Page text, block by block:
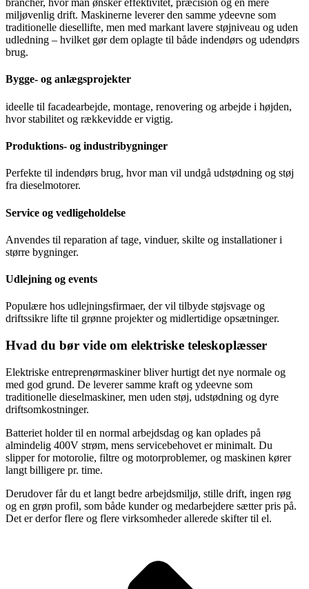
brancher, hvor man ønsker effektivitet, præcision og en mere
miljøvenlig drift. Maskinerne leverer den samme ydeevne som
traditionelle diesellifte, men med markant lavere støjniveau og uden
udledning – hvilket gør dem oplagte til både indendørs og udendørs
brug.
Bygge- og anlægsprojekter
ideelle til facadearbejde, montage, renovering og arbejde i højden,
hvor stabilitet og rækkevidde er vigtig.
Produktions- og industribygninger
Perfekte til indendørs brug, hvor man vil undgå udstødning og støj
fra dieselmotorer.
Service og vedligeholdelse
Anvendes til reparation af tage, vinduer, skilte og installationer i
større bygninger.
Udlejning og events
Populære hos udlejningsfirmaer, der vil tilbyde støjsvage og
driftssikre lifte til grønne projekter og midlertidige opsætninger.
Hvad du bør vide om elektriske teleskoplæsser
Elektriske entreprenørmaskiner bliver hurtigt det nye normale og
med god grund. De leverer samme kraft og ydeevne som
traditionelle dieselmaskiner, men uden støj, udstødning og dyre
driftsomkostninger.
Batteriet holder til en normal arbejdsdag og kan oplades på
almindelig 400V strøm, mens servicebehovet er minimalt. Du
slipper for motorolie, filtre og motorproblemer, og maskinen kører
langt billigere pr. time.
Derudover får du et langt bedre arbejdsmiljø, stille drift, ingen røg
og en grøn profil, som både kunder og medarbejdere sætter pris på.
Det er derfor flere og flere virksomheder allerede skifter til el.